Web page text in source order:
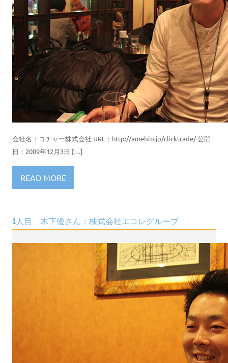
会社名：コチャー株式会社 URL：http://ameblo.jp/clicktrade/ 公開
日：2009年12月3日 […]
READ MORE
1人目 木下優さん：株式会社エコレグループ